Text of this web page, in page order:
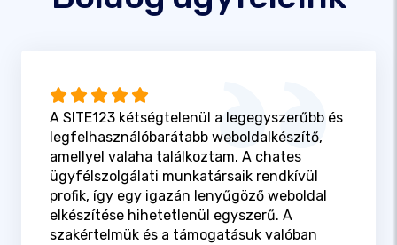
A SITE123 kétségtelenül a legegyszerűbb és
legfelhasználóbarátabb weboldalkészítő,
amellyel valaha találkoztam. A chates
ügyfélszolgálati munkatársaik rendkívül
profik, így egy igazán lenyűgöző weboldal
elkészítése hihetetlenül egyszerű. A
szakértelmük és a támogatásuk valóban